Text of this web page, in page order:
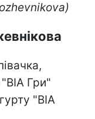
Гри"
"ВІА